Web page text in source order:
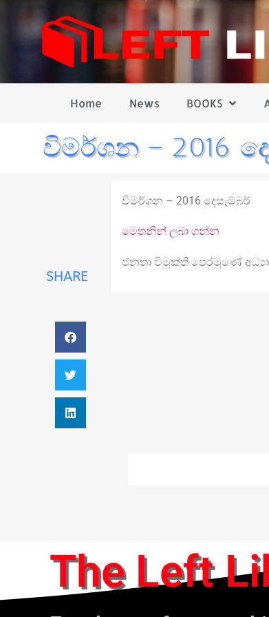
Home News BOOKS
විමර්ශන – 2016
SHARE
විමර්ශන – 2016 දෙසැම්බර්
මෙතනින් ලබා ගන්න
ජනතා විමුක්ති පෙරමුණේ
The Left